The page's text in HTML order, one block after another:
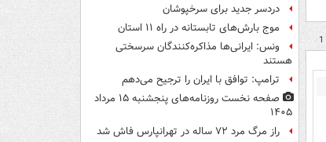
دردسر جدید برای سرخپوشان
موج بارش‌های تابستانه در راه ۱۱ استان
ونس: ایرانی‌ها مذاکره‌کنندگان سرسختی
هستند
ترامپ: توافق با ایران را ترجیح می‌دهم
صفحه نخست روزنامه‌های پنجشنبه ۱۵ مرداد
۱۴۰۵
راز مرگ مرد ۷۲ ساله در تهرانپارس فاش شد